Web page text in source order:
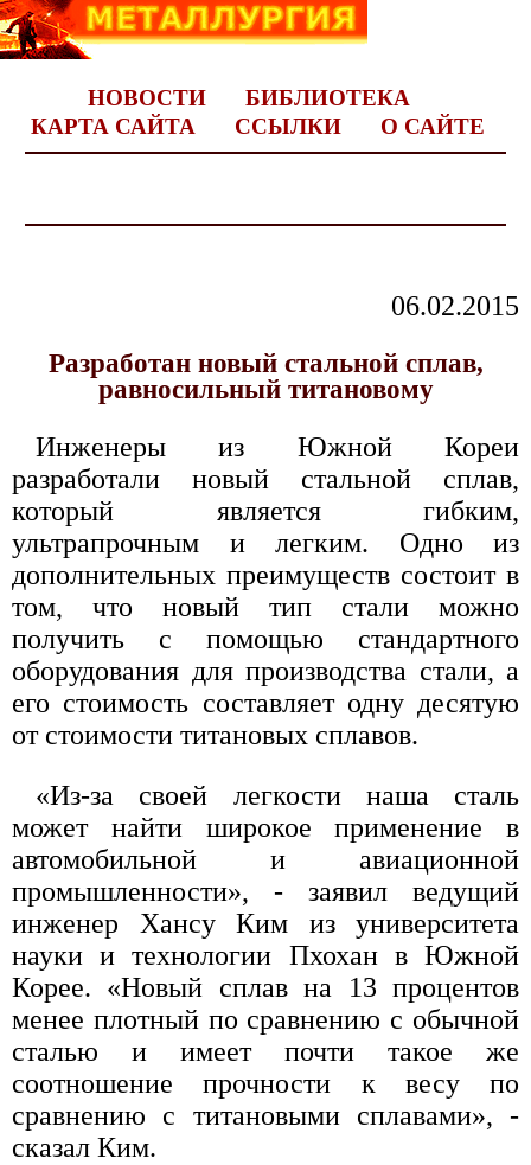
НОВОСТИ
БИБЛИОТЕКА
КАРТА САЙТА
ССЫЛКИ О САЙТЕ
06.02.2015
Разработан новый стальной сплав,
равносильный титановому
Инженеры из Южной Кореи
разработали новый стальной сплав,
который является гибким,
ультрапрочным и легким. Одно из
дополнительных преимуществ состоит в
том, что новый тип стали можно
получить с помощью стандартного
оборудования для производства стали, а
его стоимость составляет одну десятую
от стоимости титановых сплавов.
«Из-за своей легкости наша сталь
может найти широкое применение в
автомобильной и авиационной
промышленности», - заявил ведущий
инженер Хансу Ким из университета
науки и технологии Пхохан в Южной
Корее. «Новый сплав на 13 процентов
менее плотный по сравнению с обычной
сталью и имеет почти такое же
соотношение прочности к весу по
сравнению с титановыми сплавами», -
сказал Ким.